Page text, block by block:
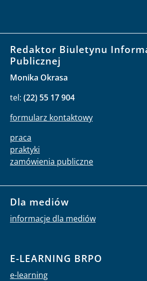
Redaktor Biuletynu
Publicznej
Monika Okrasa
tel: (22) 55 17 904
formularz kontaktowy
praca
praktyki
zamówienia publiczne
Dla mediów
informacje dla mediów
E-LEARNING BRPO
e-learning